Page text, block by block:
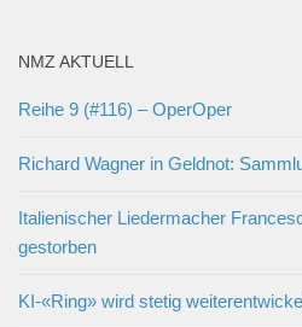
NMZ AKTUELL
Reihe 9 (#116) – OperOper
Richard Wagner in Geldnot:
Italienischer Liedermacher
gestorben
KI-«Ring» wird stetig